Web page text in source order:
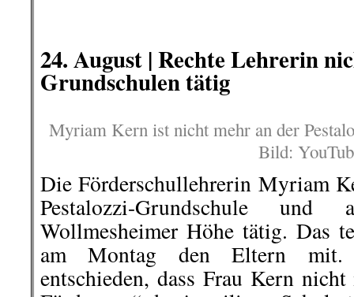
24. August |Rechte Lehrerin
Grundschulen tätig
Myriam Kern ist nicht mehr an der
Bild:
Die Förderschullehrerin Myriam
Pestalozzi-Grundschule
Wollmesheimer Höhe tätig. Das
am Montag den Eltern mit.
entschieden, dass Frau Kern